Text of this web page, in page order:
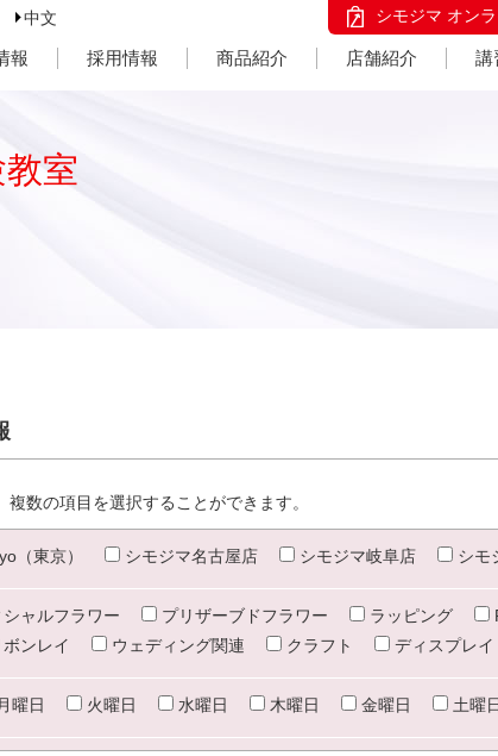
中文 シモジマ オン
報 採用情報 商品紹介 店舗紹介 講
室
数の項目を選択することができます。
（東京） シモジマ名古屋店 シモジマ岐阜店 シモ
ャルフラワー プリザーブドフラワー ラッピング
ンレイ
ウェディング関連 クラフト ディスプレイ
月曜日 火曜日 水曜日 木曜日 金曜日 土曜